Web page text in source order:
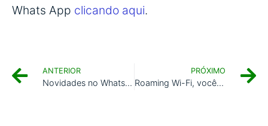
Whats App clicando aqui.
ANTERIOR
Novidades no WhatsApp Web. Agora ele não precisa mais do celular para funcionar!
PRÓXIMO
Roaming Wi-Fi, você sabe o que é?